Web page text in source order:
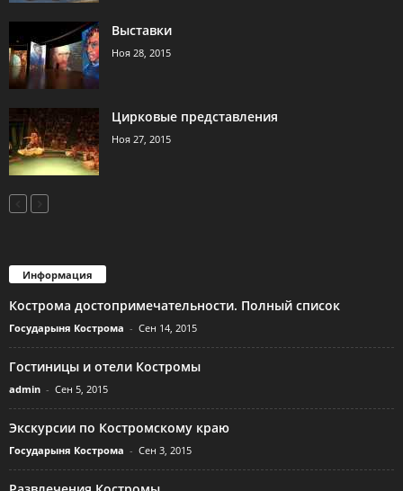
Выставки
Ноя 28, 2015
Цирковые представления
Ноя 27, 2015
Информация
Кострома достопримечательности. Полный список
Государыня Кострома - Сен 14, 2015
Гостиницы и отели Костромы
admin - Сен 5, 2015
Экскурсии по Костромскому краю
Государыня Кострома - Сен 3, 2015